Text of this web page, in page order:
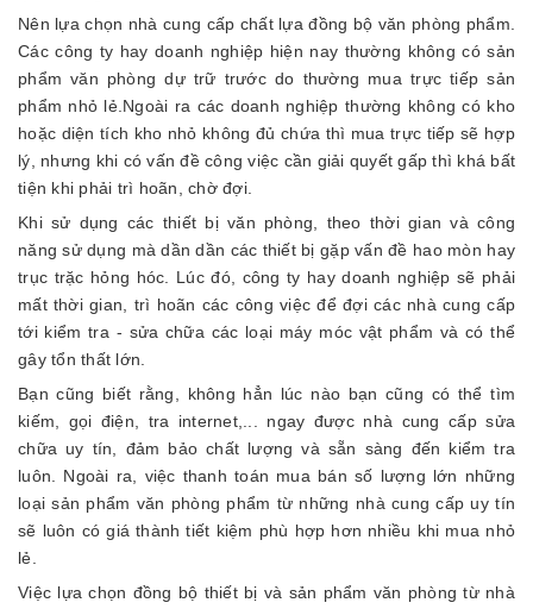
Nên lựa chọn nhà cung cấp chất lựa đồng bộ văn phòng phẩm.
Các công ty hay doanh nghiệp hiện nay thường không có sản
phẩm văn phòng dự trữ trước do thường mua trực tiếp sản
phẩm nhỏ lẻ.Ngoài ra các doanh nghiệp thường không có kho
hoặc diện tích kho nhỏ không đủ chứa thì mua trực tiếp sẽ hợp
lý, nhưng khi có vấn đề công việc cần giải quyết gấp thì khá bất
tiện khi phải trì hoãn, chờ đợi.
Khi sử dụng các thiết bị văn phòng, theo thời gian và công
năng sử dụng mà dần dần các thiết bị gặp vấn đề hao mòn hay
trục trặc hỏng hóc. Lúc đó, công ty hay doanh nghiệp sẽ phải
mất thời gian, trì hoãn các công việc để đợi các nhà cung cấp
tới kiểm tra - sửa chữa các loại máy móc vật phẩm và có thể
gây tổn thất lớn.
Bạn cũng biết rằng, không hẳn lúc nào bạn cũng có thể tìm
kiếm, gọi điện, tra internet,... ngay được nhà cung cấp sửa
chữa uy tín, đảm bảo chất lượng và sẵn sàng đến kiểm tra
luôn. Ngoài ra, việc thanh toán mua bán số lượng lớn những
loại sản phẩm văn phòng phẩm từ những nhà cung cấp uy tín
sẽ luôn có giá thành tiết kiệm phù hợp hơn nhiều khi mua nhỏ
lẻ.
Việc lựa chọn đồng bộ thiết bị và sản phẩm văn phòng từ nhà